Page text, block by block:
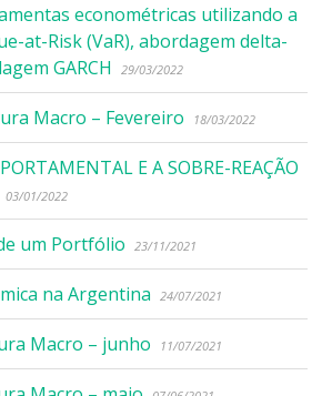
econométricas utilizando a
at-Risk (VaR), abordagem delta-
GARCH
29/03/2022
Macro – Fevereiro 18/03/2022
E A SOBRE-REAÇÃO
03/01/2022
um Portfólio 23/11/2021
na Argentina 24/07/2021
Macro – junho 11/07/2021